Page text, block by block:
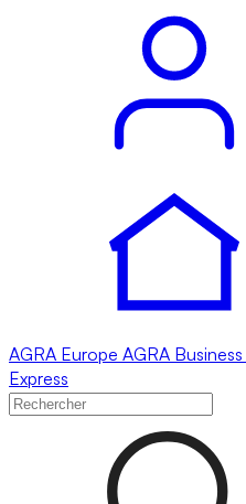
AGRA Europe AGRA Business
Express